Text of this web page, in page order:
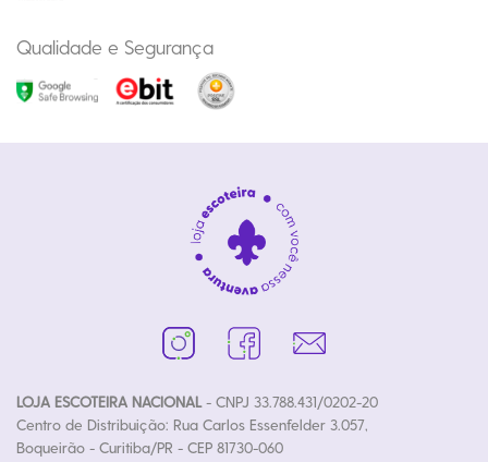
Qualidade e Segurança
LOJA ESCOTEIRA NACIONAL- CNPJ 33.788.431/0202-20
Centro de Distribuição: Rua Carlos Essenfelder 3.057,
Boqueirão - Curitiba/PR - CEP 81730-060